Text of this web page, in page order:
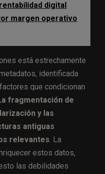
digital
margen operativo
está estrechamente
identificada
que condicionan
fragmentación de
y las
antiguas
relevantes. La
estos datos,
las debilidades